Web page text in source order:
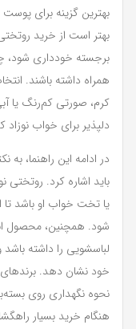
بهترین گزینه برای
بهتر است از خرید
برجسته خودداری شود،
همراه داشته باشند.
کرم، صورتی کم‌رنگ یا
دلپذیر برای خواب
در ادامه این راهنما،
باید اشاره کرد. روتختی
یا تخت خواب او باشد تا
شود. همچنین، محصول
لباسشویی را داشته
خود نشان دهد. برندهای
نحوه نگهداری روی
هنگام خرید بسیار